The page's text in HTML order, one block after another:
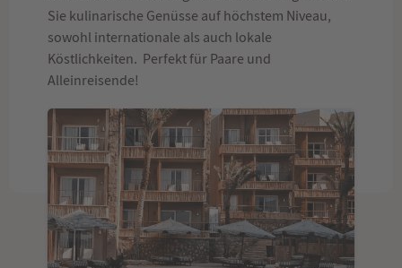
Sie kulinarische Genüsse auf höchstem Niveau,
sowohl internationale als auch lokale
Köstlichkeiten. Perfekt für Paare und
Alleinreisende!